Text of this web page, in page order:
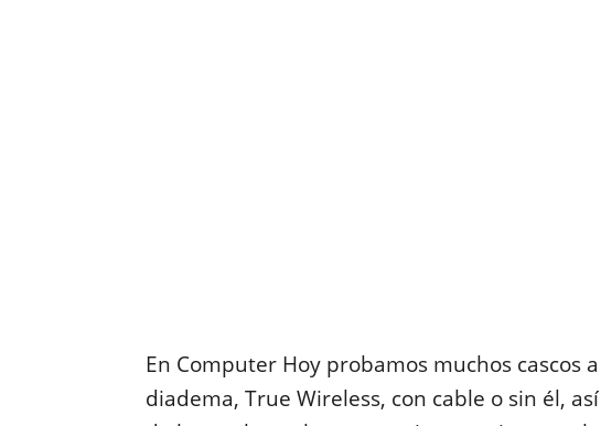
En Computer Hoy probamos muchos cascos
diadema, True Wireless, con cable o sin él,